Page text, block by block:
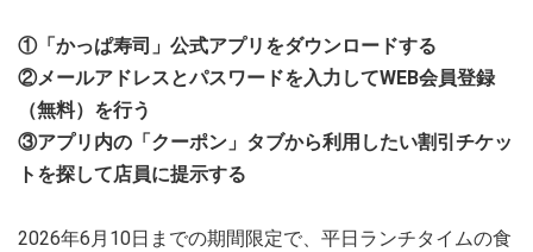
①「かっぱ寿司」公式アプリをダウンロードする
②メールアドレスとパスワードを入力してWEB会員登録
（無料）を行う
③アプリ内の「クーポン」タブから利用したい割引チケッ
トを探して店員に提示する
2026年6月10日までの期間限定で、平日ランチタイムの食